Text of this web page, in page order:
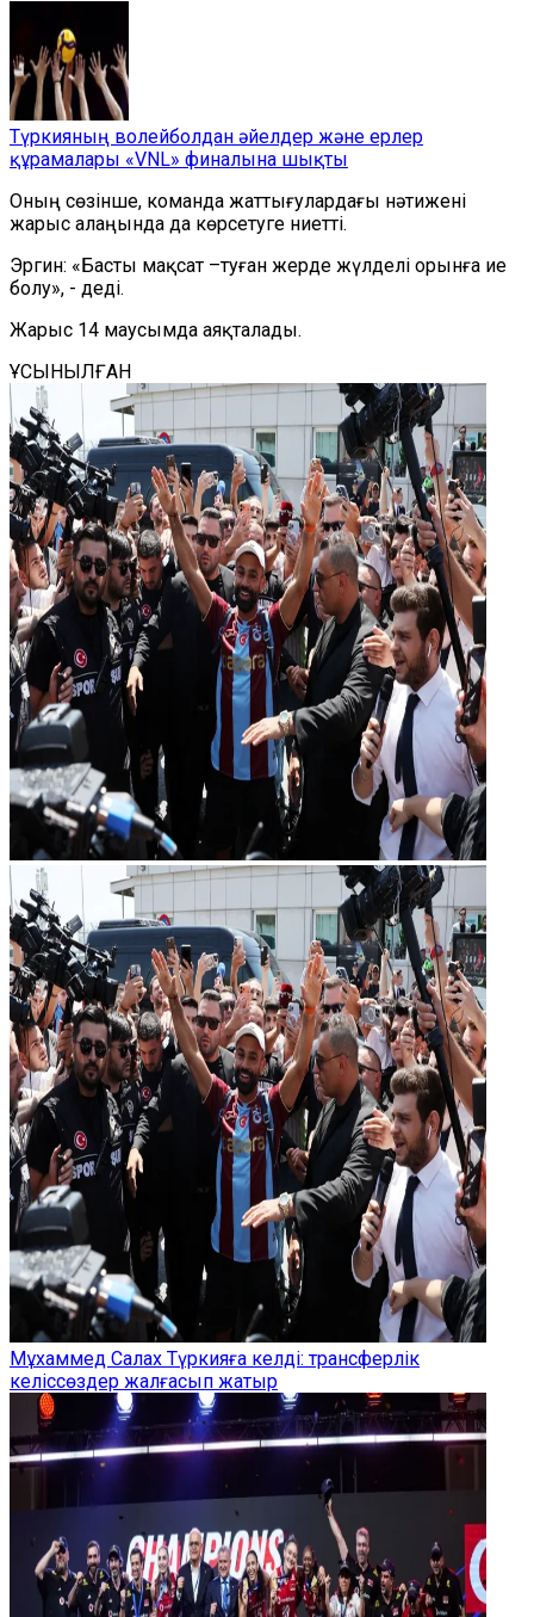
Түркияның волейболдан әйелдер және ерлер
құрамалары «VNL» финалына шықты
Оның сөзінше, команда жаттығулардағы нәтижені
жарыс алаңында да көрсетуге ниетті.
Эргин: «Басты мақсат –туған жерде жүлделі орынға ие
болу», - деді.
Жарыс 14 маусымда аяқталады.
ҰСЫНЫЛҒАН
Мұхаммед Салах Түркияға келді: трансферлік
келіссөздер жалғасып жатыр